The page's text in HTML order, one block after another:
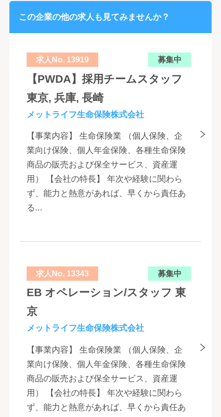
この企業の他の求人も見てみませんか？
求人No. 13919 募集中
【PWDA】採用チームスタッフ
東京, 兵庫, 長崎
メットライフ生命保険株式会社
【事業内容】 生命保険業 （個人保険、企
業向け保険、個人年金保険、各種生命保険
商品の販売および保全サービス、資産運
用） 【会社の特長】 年次や経験に関わら
ず、能力と熱意があれば、早くから責任あ
る...
求人No. 13343 募集中
EB オペレーション/スタッフ 東
京
メットライフ生命保険株式会社
【事業内容】 生命保険業 （個人保険、企
業向け保険、個人年金保険、各種生命保険
商品の販売および保全サービス、資産運
用） 【会社の特長】 年次や経験に関わら
ず、能力と熱意があれば、早くから責任あ